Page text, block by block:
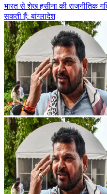
भारत से शेख हसीना की राजनीतिक
सकती हैं: बांग्लादेश